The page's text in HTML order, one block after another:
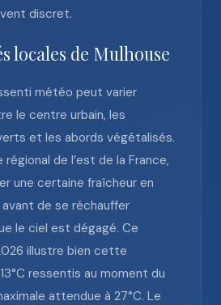
discret.
locales de Mulhouse
météo peut varier
le centre urbain, les
et les abords végétalisés.
de l’est de la France,
une certaine fraîcheur en
de se réchauffer
le ciel est dégagé. Ce
illustre bien cette
ressentis au moment du
attendue à 27°C. Le